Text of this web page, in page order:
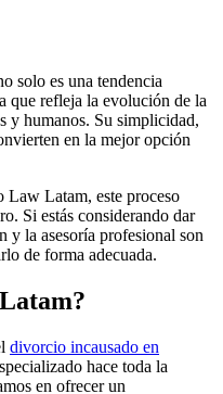
solo es una tendencia
que refleja la evolución de la
y humanos. Su simplicidad,
en la mejor opción
Law Latam, este proceso
Si estás considerando dar
y la asesoría profesional son
de forma adecuada.
divorcio incausado en
hace toda la
en ofrecer un